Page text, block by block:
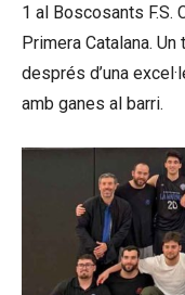
1 al Boscosants F.S.
Primera Catalana.
després d’una
amb ganes al barri.